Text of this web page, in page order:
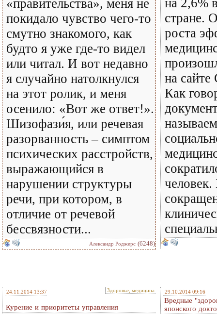
«правительства», меня не
покидало чувство чего-то
смутно знакомого, как
будто я уже где-то видел
или читал. И вот недавно
я случайно натолкнулся
на этот ролик, и меня
осенило: «Вот же ответ!».
Шизофази́я, или речевая
разорванность – симптом
психических расстройств,
выражающийся в
нарушении структуры
речи, при котором, в
отличие от речевой
бессвязности...
Александр Роджерс (6248)
стране.
роста
на сайте
Как
человек.
24.11.2014 13:37 Здоровье, медицина
Курение и приоритеты управления
29.10.2014 09:16
Вредные
японского